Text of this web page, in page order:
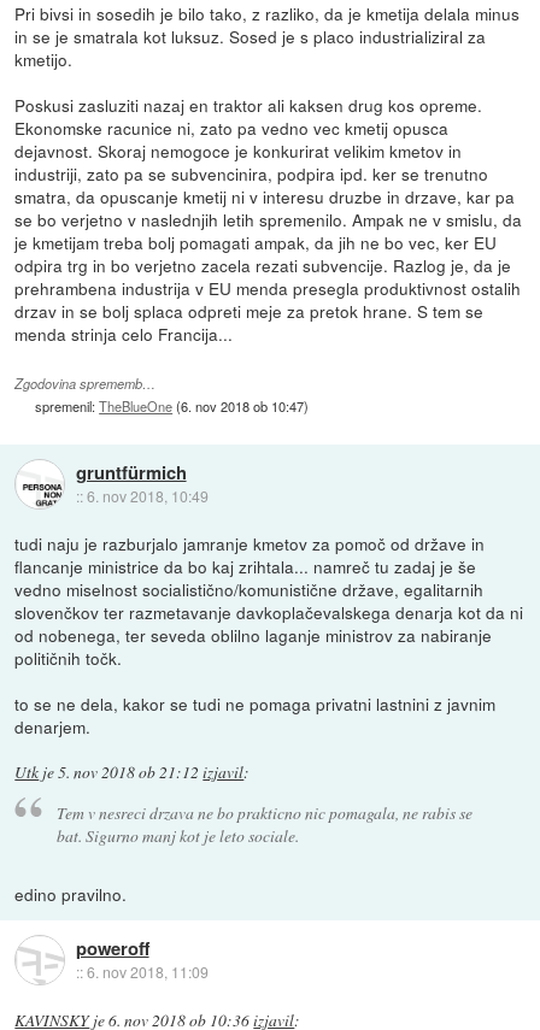
Pri bivsi in sosedih je bilo tako, z razliko, da je kmetija delala minus
in se je smatrala kot luksuz. Sosed je s placo industrializiral za
kmetijo.
Poskusi zasluziti nazaj en traktor ali kaksen drug kos opreme.
Ekonomske racunice ni, zato pa vedno vec kmetij opusca
dejavnost. Skoraj nemogoce je konkurirat velikim kmetov in
industriji, zato pa se subvencinira, podpira ipd. ker se trenutno
smatra, da opuscanje kmetij ni v interesu druzbe in drzave, kar pa
se bo verjetno v naslednjih letih spremenilo. Ampak ne v smislu, da
je kmetijam treba bolj pomagati ampak, da jih ne bo vec, ker EU
odpira trg in bo verjetno zacela rezati subvencije. Razlog je, da je
prehrambena industrija v EU menda presegla produktivnost ostalih
drzav in se bolj splaca odpreti meje za pretok hrane. S tem se
menda strinja celo Francija...
Zgodovina sprememb…
spremenil:TheBlueOne(6. nov 2018 ob 10:47)
gruntfürmich
::6. nov 2018, 10:49
tudi naju je razburjalo jamranje kmetov za pomoč od države in
flancanje ministrice da bo kaj zrihtala... namreč tu zadaj je še
vedno miselnost socialistično/komunistične države, egalitarnih
slovenčkov ter razmetavanje davkoplačevalskega denarja kot da ni
od nobenega, ter seveda oblilno laganje ministrov za nabiranje
političnih točk.
to se ne dela, kakor se tudi ne pomaga privatni lastnini z javnim
denarjem.
Utk je5. nov 2018 ob 21:12 izjavil:
Tem v nesreci drzava ne bo prakticno nic pomagala, ne rabis se
bat. Sigurno manj kot je leto sociale.
edino pravilno.
poweroff
::6. nov 2018, 11:09
KAVINSKYje6. nov 2018 ob 10:36izjavil: